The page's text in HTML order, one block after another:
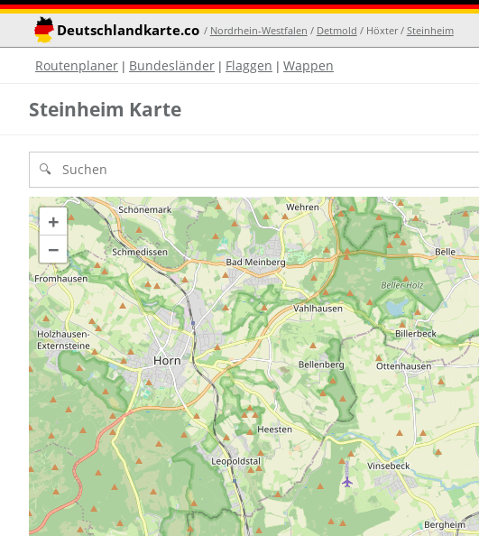
Deutschlandkarte.co / Nordrhein-Westfalen / Detmold / Höxter / Steinheim
Routenplaner | Bundesländer | Flaggen | Wappen
Steinheim Karte
+
−